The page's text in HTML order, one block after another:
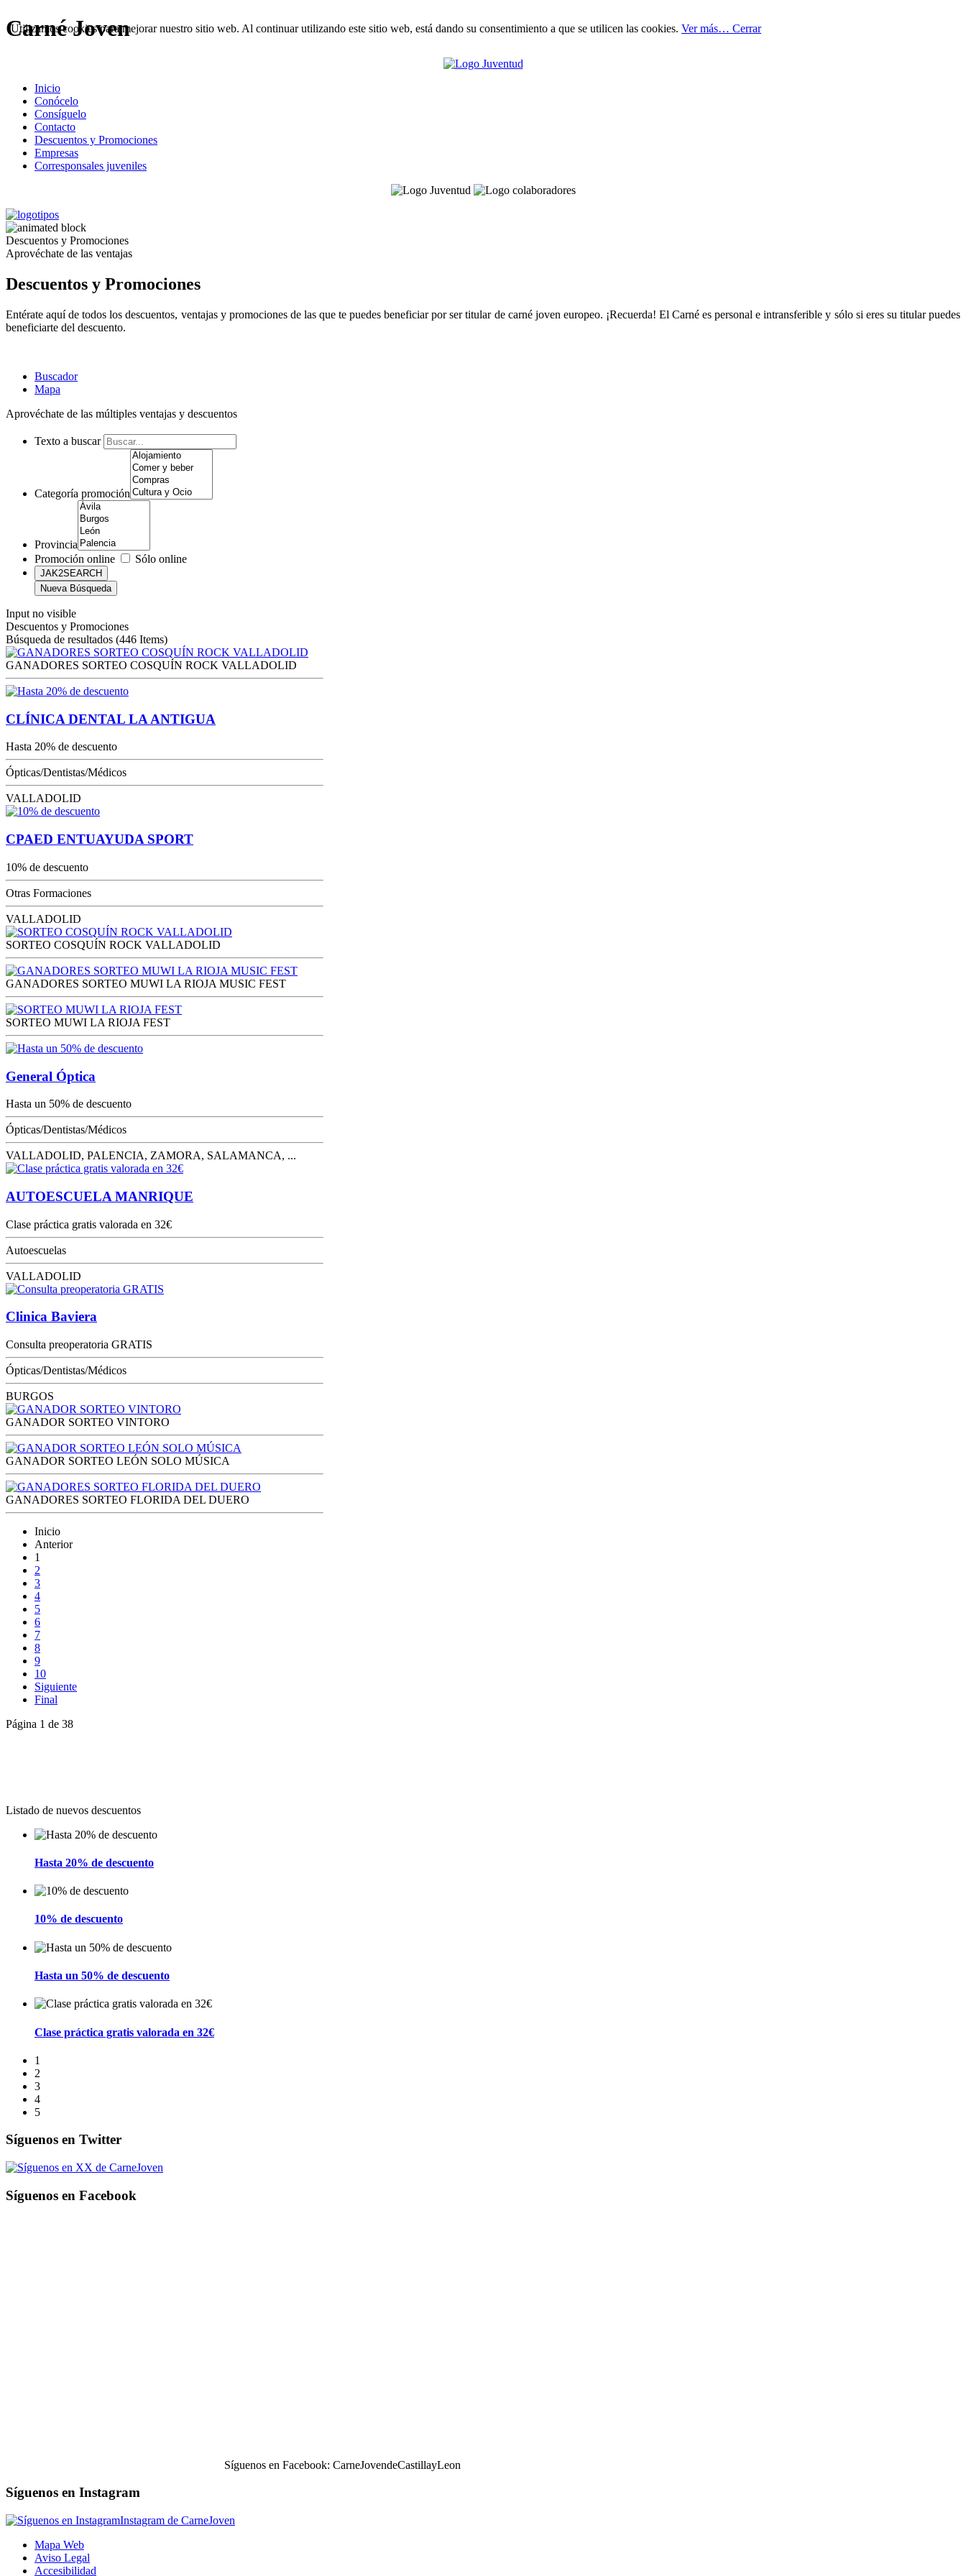
Carné Joven
Inicio
Conócelo
Consíguelo
Contacto
Descuentos y Promociones
Empresas
Corresponsales juveniles
Descuentos y Promociones
Aprovéchate de las ventajas
Descuentos y Promociones
Entérate aquí de todos los descuentos, ventajas y promociones de las que te puedes beneficiar por ser titular de carné joven europeo. ¡Recuerda! El Carné es personal e intransferible y sólo si eres su titular puedes
beneficiarte del descuento.
Buscador
Mapa
Aprovéchate de las múltiples ventajas y descuentos
Texto a buscar
Categoría promoción
Provincia
Promoción online
Sólo online
Input no visible
Descuentos y Promociones
Búsqueda de resultados (446 Items)
GANADORES SORTEO COSQUÍN ROCK VALLADOLID
CLÍNICA DENTAL LA ANTIGUA
Hasta 20% de descuento
Ópticas/Dentistas/Médicos
VALLADOLID
CPAED ENTUAYUDA SPORT
10% de descuento
Otras Formaciones
VALLADOLID
SORTEO COSQUÍN ROCK VALLADOLID
GANADORES SORTEO MUWI LA RIOJA MUSIC FEST
SORTEO MUWI LA RIOJA FEST
General Óptica
Hasta un 50% de descuento
Ópticas/Dentistas/Médicos
VALLADOLID, PALENCIA, ZAMORA, SALAMANCA, ...
AUTOESCUELA MANRIQUE
Clase práctica gratis valorada en 32€
Autoescuelas
VALLADOLID
Clinica Baviera
Consulta preoperatoria GRATIS
Ópticas/Dentistas/Médicos
BURGOS
GANADOR SORTEO VINTORO
GANADOR SORTEO LEÓN SOLO MÚSICA
GANADORES SORTEO FLORIDA DEL DUERO
Inicio
Anterior
1
2
3
4
5
6
7
8
9
10
Siguiente
Final
Página 1 de 38
Listado de nuevos descuentos
Hasta 20% de descuento
10% de descuento
Hasta un 50% de descuento
Clase práctica gratis valorada en 32€
1
2
3
4
5
Síguenos en Twitter
X de CarneJoven
Síguenos en Facebook
Síguenos en Facebook: CarneJovendeCastillayLeon
Síguenos en Instagram
Instagram de CarneJoven
Mapa Web
Aviso Legal
Accesibilidad
Utilizamos cookies para mejorar nuestro sitio web. Al continuar utilizando este sitio web, está dando su consentimiento a que se utilicen las cookies. Ver más… Cerrar